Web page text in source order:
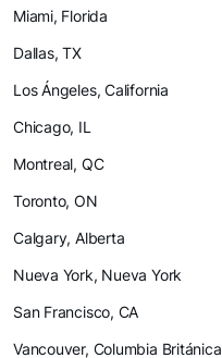
Miami, Florida
Dallas, TX
Los Ángeles, California
Chicago, IL
Montreal, QC
Toronto, ON
Calgary, Alberta
Nueva York, Nueva York
San Francisco, CA
Vancouver, Columbia Británica